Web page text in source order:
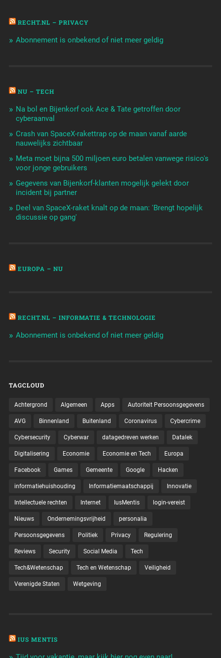
RECHT.NL – PRIVACY
Abonnement is onbekend of niet meer geldig
NU – TECH
Na bol en Bijenkorf ook Ace & Tate getroffen door
cyberaanval
Crash van SpaceX-rakettrap op de maan vanaf aarde
nauwelijks zichtbaar
Meta moet bijna 500 miljoen euro betalen vanwege risico's
voor jonge gebruikers
Gegevens van Bijenkorf-klanten mogelijk gelekt door
incident bij partner
Deel van SpaceX-raket knalt op de maan: 'Brengt hopelijk
discussie op gang'
EUROPA – NU
RECHT.NL – INFORMATIE & TECHNOLOGIE
Abonnement is onbekend of niet meer geldig
TAGCLOUD
Achtergrond Algemeen Apps Autoriteit Persoonsgegevens
AVG Binnenland Buitenland Coronavirus Cybercrime
Cybersecurity Cyberwar datagedreven werken Datalek
Digitalisering Economie Economie en Tech Europa
Facebook Games Gemeente Google Hacken
informatiehuishouding Informatiemaatschappij Innovatie
Intellectuele rechten Internet IusMentis login-vereist
Nieuws Ondernemingsvrijheid personalia
Persoonsgegevens Politiek Privacy Regulering
Reviews Security Social Media Tech
Tech&Wetenschap Tech en Wetenschap Veiligheid
Verenigde Staten Wetgeving
IUS MENTIS